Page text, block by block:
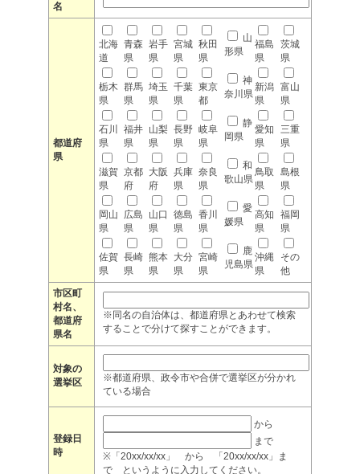
名
都道府
県
北海
道
青森
県
岩手
県
宮城
県
秋田
県
山
形県
福島
県
茨城
県
栃木
県
群馬
県
埼玉
県
千葉
県
東京
都
神
奈川県
新潟
県
富山
県
石川
県
福井
県
山梨
県
長野
県
岐阜
県
静
岡県
愛知
県
三重
県
滋賀
県
京都
府
大阪
府
兵庫
県
奈良
県
和
歌山県
鳥取
県
島根
県
岡山
県
広島
県
山口
県
徳島
県
香川
県
愛
媛県
高知
県
福岡
県
佐賀
県
長崎
県
熊本
県
大分
県
宮崎
県
鹿
児島県
沖縄
県
その
他
市区町
村名、
都道府
県名
※同名の自治体は、都道府県とあわせて検索
することで分けて探すことができます。
対象の
選挙区
※都道府県、政令市や合併で選挙区が分かれ
ている場合
登録日
時
から
まで
※「20xx/xx/xx」 から 「20xx/xx/xx」ま
で というように入力してください。